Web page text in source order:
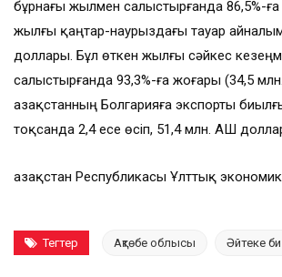
бұрнағы жылмен салыстырғанда 86,5%-
жылғы қаңтар-наурыздағы тауар
доллары. Бұл өткен жылғы сәйкес
салыстырғанда 93,3%-ға жоғары (34,5
Қазақстанның Болгарияға экспорты биылғы
тоқсанда 2,4 есе өсіп, 51,4 млн. АҚШ
Қазақстан Республикасы Ұлттық
Тегтер Ақтөбе облысы Әйтеке